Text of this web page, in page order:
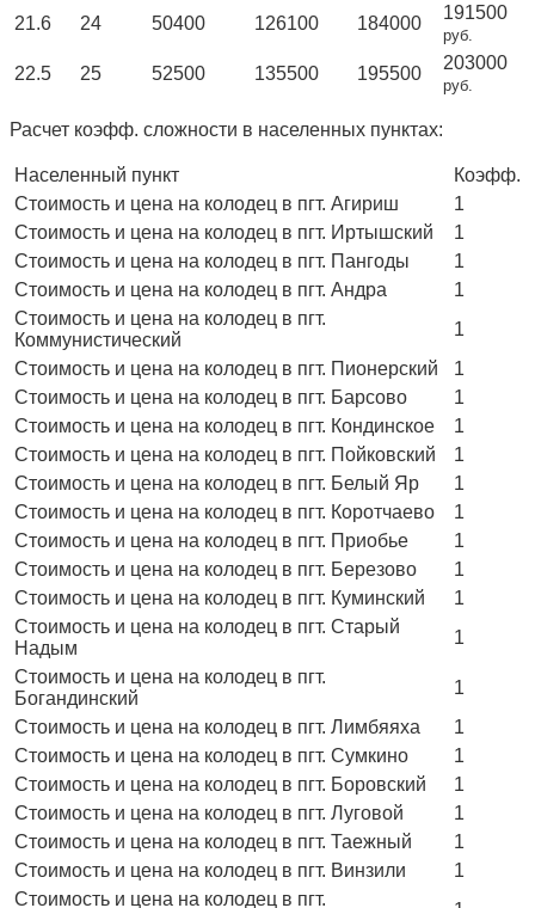
21.6 24 50400 126100 184000
191500
руб.
22.5 25 52500 135500 195500
203000
руб.
Расчет коэфф. сложности в населенных пунктах:
Населенный пункт
Коэфф.
Стоимость и цена на колодец в пгт. Агириш
1
Стоимость и цена на колодец в пгт. Иртышский
1
Стоимость и цена на колодец в пгт. Пангоды
1
Стоимость и цена на колодец в пгт. Андра
1
Стоимость и цена на колодец в пгт.
Коммунистический
1
Стоимость и цена на колодец в пгт. Пионерский
1
Стоимость и цена на колодец в пгт. Барсово
1
Стоимость и цена на колодец в пгт. Кондинское
1
Стоимость и цена на колодец в пгт. Пойковский
1
Стоимость и цена на колодец в пгт. Белый Яр
1
Стоимость и цена на колодец в пгт. Коротчаево
1
Стоимость и цена на колодец в пгт. Приобье
1
Стоимость и цена на колодец в пгт. Березово
1
Стоимость и цена на колодец в пгт. Куминский
1
Стоимость и цена на колодец в пгт. Старый
Надым
1
Стоимость и цена на колодец в пгт.
Богандинский
1
Стоимость и цена на колодец в пгт. Лимбяяха
1
Стоимость и цена на колодец в пгт. Сумкино
1
Стоимость и цена на колодец в пгт. Боровский
1
Стоимость и цена на колодец в пгт. Луговой
1
Стоимость и цена на колодец в пгт. Таежный
1
Стоимость и цена на колодец в пгт. Винзили
1
Стоимость и цена на колодец в пгт.